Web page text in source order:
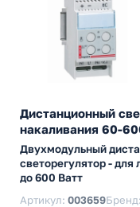
Дистанционный
накаливания 60-
Двухмодульный
светорегулятор -
до 600 Ватт
Артикул: 003659Бренд: